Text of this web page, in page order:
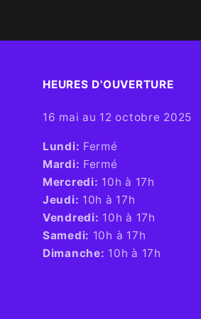
HEURES D'OUVERTURE​
16 mai au 12 octobre 2025
​Lundi: Fermé
Mardi: Fermé
Mercredi: 10h à 17h
Jeudi: 10h à 17h
Vendredi: 10h à 17h
Samedi: 10h à 17h
Dimanche: 10h à 17h